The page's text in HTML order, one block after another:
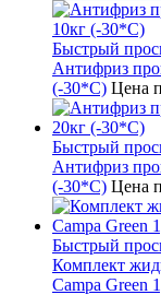
Быстрый
Антифриз
(-30*С) Цена
Быстрый
Антифриз
(-30*С) Цена
Быстрый
Комплект
Campa Green